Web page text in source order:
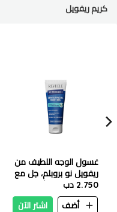
كريم ريفويل
غسول الوجه اللطيف من
ريفويل نو بروبلم، جل مع
البريبايوتكس والأحماض
الأمينية، 200 مل
2.750 دب
أضف
اشتر الآن